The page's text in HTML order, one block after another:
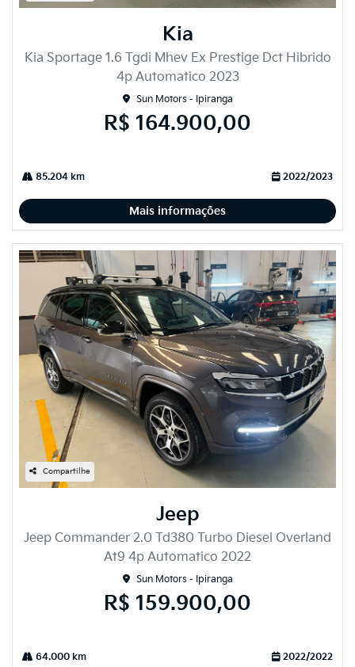
Kia
Kia Sportage 1.6 Tgdi Mhev Ex Prestige Dct Hibrido
4p Automatico 2023
Sun Motors - Ipiranga
R$ 164.900,00
85.204 km 2022/2023
Mais informações
Compartilhe
Jeep
Jeep Commander 2.0 Td380 Turbo Diesel Overland
At9 4p Automatico 2022
Sun Motors - Ipiranga
R$ 159.900,00
64.000 km 2022/2022